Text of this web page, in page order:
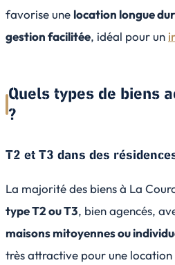
favorise une location longue
gestion facilitée, idéal pour un
Quels types de biens
?
T2 et T3 dans des
La majorité des biens à La
type T2 ou T3, bien agencés,
maisons mitoyennes ou
très attractive pour une